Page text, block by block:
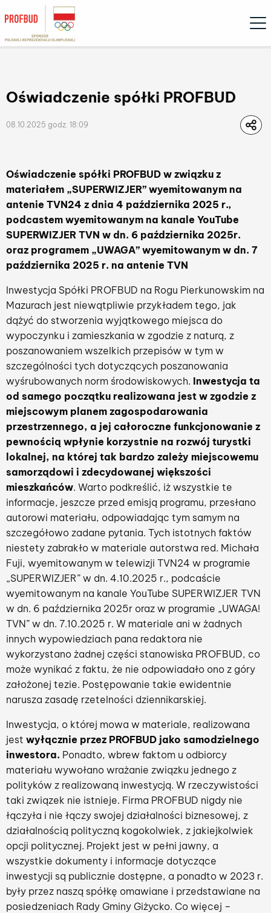
Oświadczenie spółki PROFBUD
08.10.2025 godz. 18:09
Oświadczenie spółki PROFBUD w związku z
materiałem „SUPERWIZJER” wyemitowanym na
antenie TVN24 z dnia 4 października 2025 r.,
podcastem wyemitowanym na kanale YouTube
SUPERWIZJER TVN w dn. 6 października 2025r.
oraz programem „UWAGA” wyemitowanym w dn. 7
października 2025 r. na antenie TVN
Inwestycja Spółki PROFBUD na Rogu Pierkunowskim na
Mazurach jest niewątpliwie przykładem tego, jak
dążyć do stworzenia wyjątkowego miejsca do
wypoczynku i zamieszkania w zgodzie z naturą, z
poszanowaniem wszelkich przepisów w tym w
szczególności tych dotyczących poszanowania
wyśrubowanych norm środowiskowych. Inwestycja ta
od samego początku realizowana jest w zgodzie z
miejscowym planem zagospodarowania
przestrzennego, a jej całoroczne funkcjonowanie z
pewnością wpłynie korzystnie na rozwój turystki
lokalnej, na której tak bardzo zależy miejscowemu
samorządowi i zdecydowanej większości
mieszkańców. Warto podkreślić, iż wszystkie te
informacje, jeszcze przed emisją programu, przesłano
autorowi materiału, odpowiadając tym samym na
szczegółowo zadane pytania. Tych istotnych faktów
niestety zabrakło w materiale autorstwa red. Michała
Fuji, wyemitowanym w telewizji TVN24 w programie
„SUPERWIZJER” w dn. 4.10.2025 r., podcaście
wyemitowanym na kanale YouTube SUPERWIZJER TVN
w dn. 6 października 2025r oraz w programie „UWAGA!
TVN” w dn. 7.10.2025 r. W materiale ani w żadnych
innych wypowiedziach pana redaktora nie
wykorzystano żadnej części stanowiska PROFBUD, co
może wynikać z faktu, że nie odpowiadało ono z góry
założonej tezie. Postępowanie takie ewidentnie
narusza zasadę rzetelności dziennikarskiej.
Inwestycja, o której mowa w materiale, realizowana
jest wyłącznie przez PROFBUD jako samodzielnego
inwestora. Ponadto, wbrew faktom u odbiorcy
materiału wywołano wrażanie związku jednego z
polityków z realizowaną inwestycją. W rzeczywistości
taki związek nie istnieje. Firma PROFBUD nigdy nie
łączyła i nie łączy swojej działalności biznesowej, z
działalnością polityczną kogokolwiek, z jakiejkolwiek
opcji politycznej. Projekt jest w pełni jawny, a
wszystkie dokumenty i informacje dotyczące
inwestycji są publicznie dostępne, a ponadto w 2023 r.
były przez naszą spółkę omawiane i przedstawiane na
posiedzeniach Rady Gminy Giżycko. Co więcej –